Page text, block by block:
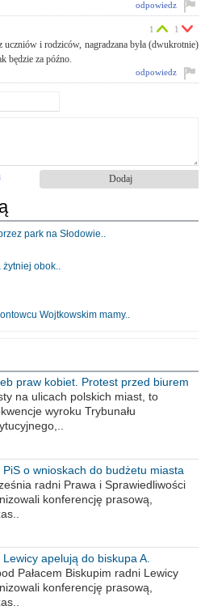
odpowiedz
i rodziców, nagradzana była (dwukrotnie)
będzie za późno.
1 1
odpowiedz
park na Słodowie..
żytniej obok..
Wojtkowskim mamy..
praw kobiet. Protest przed biurem
PiS
na ulicach polskich miast, to
wyroku Trybunału
PiS o wnioskach do budżetu miasta
rok radni Prawa i Sprawiedliwości
konferencję prasową,
Lewicy apelują do biskupa A.
Meringa
Pałacem Biskupim radni Lewicy
konferencję prasową,